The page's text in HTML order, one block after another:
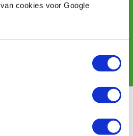
cookies voor Google
nieuwsbrief
producten en tips.